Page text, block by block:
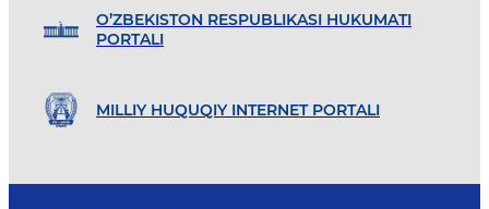
O’ZBEKISTON RESPUBLIKASI HUKUMATI
PORTALI
MILLIY HUQUQIY INTERNET PORTALI